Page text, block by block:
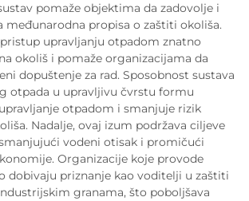
pomaže objektima da zadovolje i
međunarodna propisa o zaštiti okoliša.
upravljanju otpadom znatno
okoliš i pomaže organizacijama da
dopuštenje za rad. Sposobnost sustava
otpada u upravljivu čvrstu formu
otpadom i smanjuje rizik
Nadalje, ovaj izum podržava ciljeve
vodeni otisak i promičući
Organizacije koje provode
dobivaju priznanje kao voditelji u zaštiti
granama, što poboljšava